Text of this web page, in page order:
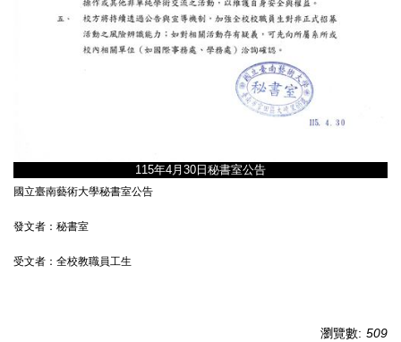
115年4月30日秘書室公告
國立臺南藝術大學秘書室公告
發文者：秘書室
受文者：全校教職員工生
瀏覽數: 509